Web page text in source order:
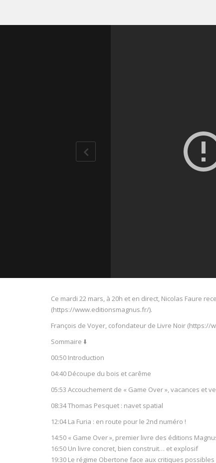
Ce mardi 22 mars, à 20h et en direct, Nicolas Faure
(https://www.editionsmagnus.fr/).
François de Voyer, cofondateur de Livre Noir
Sommaire ⬇️
00:50 Introduction
04:40 Découpe du bois et carême
05:53 Accouchement de « Game Over », vacances et
08:34 Thomas Pesquet : navet spatial
12:04 La Furia : en route pour le 2nd numéro !
14:50 « Game Over », premier livre des éditions
16:50 Un livre concret, bien construit… et explosif
19:30 Le régime Obertone face aux critiques possibles